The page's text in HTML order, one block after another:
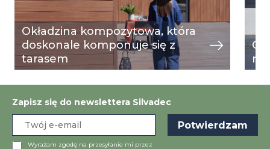
Okładzina kompozytowa, która
doskonale komponuje się z
tarasem
Zapisz się do newslettera Silvadec
Wyrażam zgodę na przesyłanie mi przez